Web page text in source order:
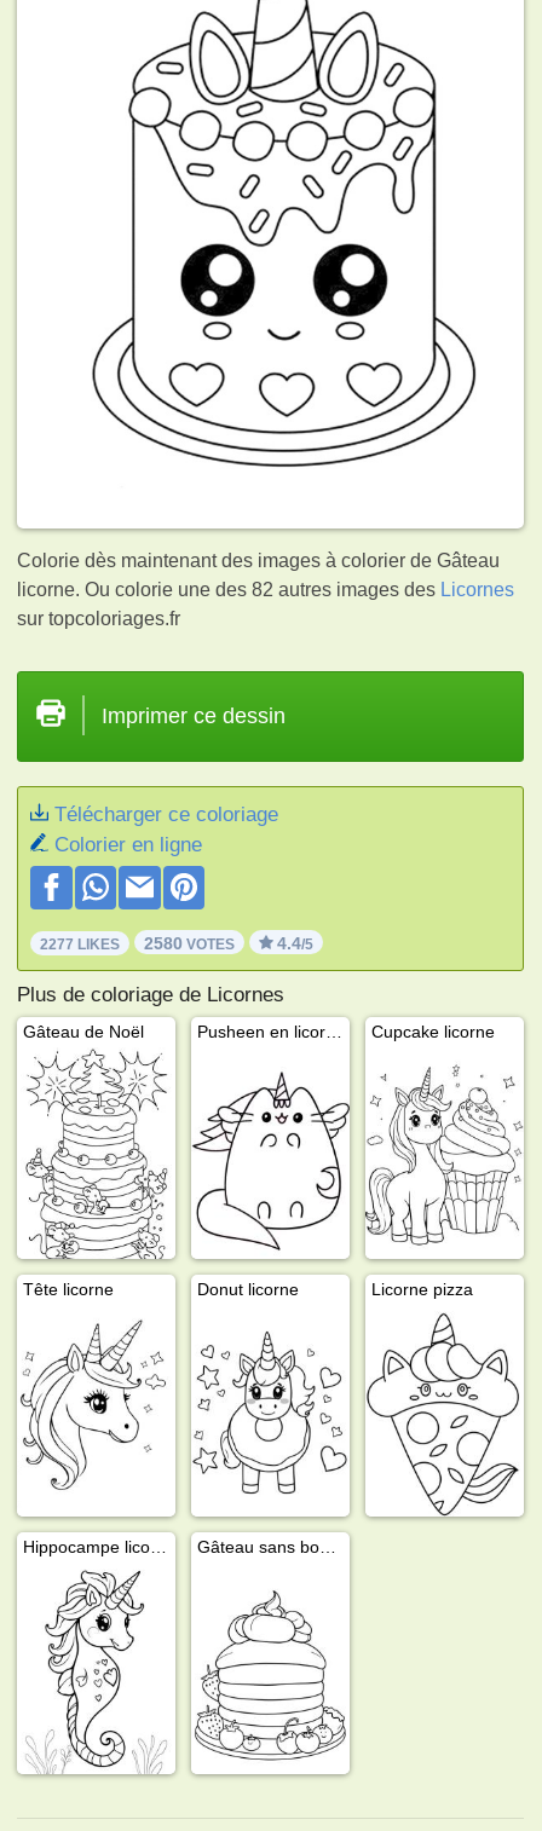
Colorie dès maintenant des images à colorier de Gâteau
licorne. Ou colorie une des 82 autres images des Licornes
sur topcoloriages.fr
Imprimer ce dessin
Télécharger ce coloriage
Colorier en ligne
2277 LIKES 2580 VOTES 4.4/5
Plus de coloriage de Licornes
Gâteau de Noël Cupcake licorne
Tête licorne Donut licorne Licorne pizza